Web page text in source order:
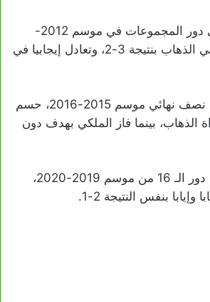
المواجهة الأولي: في دور المجموعات في موسم 2012-
2013، فاز الملكي في الذهاب بنتيجة 3-2، وتعادل إيجابيا في
المواجهة الثانية: في نصف نهائي موسم 2015-2016، حسم
الذهاب، بينما فاز الملكي بهدف دون
المواجهة الثالثة: في دور الـ 16 من موسم 2019-2020،
بنفس النتيجة 2-1.